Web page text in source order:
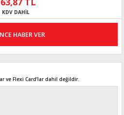
KDV DAHİL
HABER VER
ve Flexi Card’lar dahil değildir.